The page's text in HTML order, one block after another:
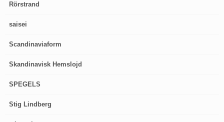
Rörstrand
saisei
Scandinaviaform
Skandinavisk Hemslojd
SPEGELS
Stig Lindberg